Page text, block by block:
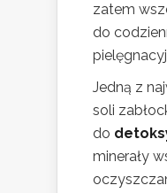
zatem
do
Jedną z
soli
do
minerały